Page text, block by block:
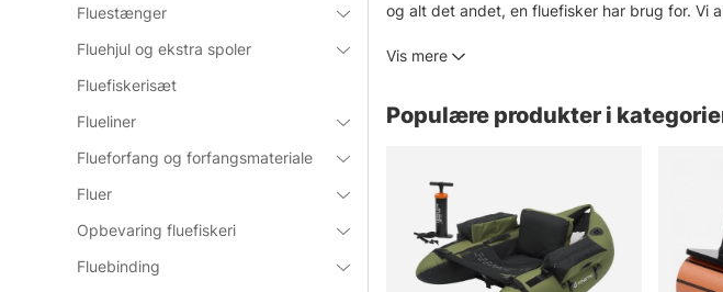
Fluestænger
Fluehjul og ekstra spoler
Fluefiskerisæt
Flueliner
Flueforfang og forfangsmateriale
Fluer
Opbevaring fluefiskeri
Fluebinding
og alt det andet, en fluefisker har brug for. Vi
Vis mere
Populære produkter i